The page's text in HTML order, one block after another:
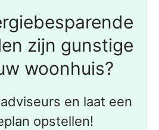
zijn gunstige
woonhuis?
en laat een
opstellen!